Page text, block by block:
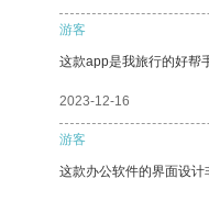
游客
这款app是我旅行的好帮
2023-12-16
游客
这款办公软件的界面设计